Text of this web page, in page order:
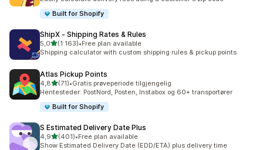
Built for Shopify
ShipX ‑ Shipping Rates & Rules
5,0av 5 stjerner
(1 163)
Totalt 1163 omtaler
•Free plan available
Shipping calculator with custom shipping rules & pickup points
Atlas Pickup Points
4,8av 5 stjerner
(71)
Totalt 71 omtaler
•Gratis prøveperiode tilgjengelig
Hentesteder: PostNord, Posten, Instabox og 60+ transportører
Built for Shopify
S Estimated Delivery Date Plus
4,9av 5 stjerner
(401)
Totalt 401 omtaler
•Free plan available
Show Estimated Delivery Date (EDD/ETA) plus delivery time